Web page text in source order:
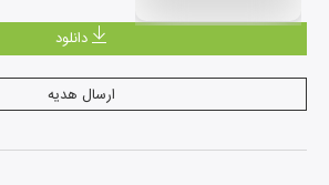
دانلود
ارسال هدیه